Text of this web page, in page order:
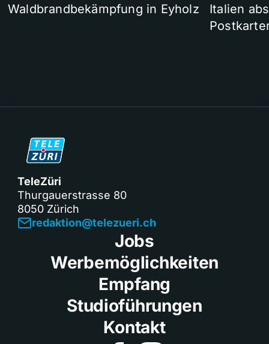
Waldbrandbekämpfung in Eyholz
Italien
TeleZüri
Thurgauerstrasse 80
8050 Zürich
redaktion@telezueri.ch
Jobs
Werbemöglichkeiten
Empfang
Studioführungen
Kontakt